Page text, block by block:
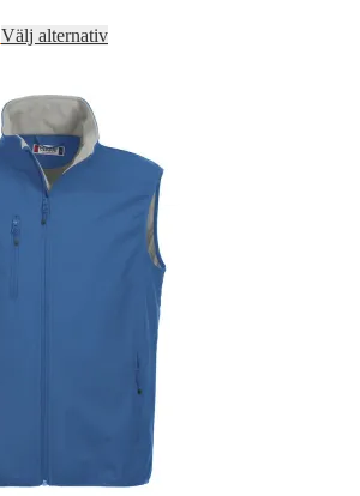
Välj alternativDen
flera
varianter.
alternativen
produktsidan